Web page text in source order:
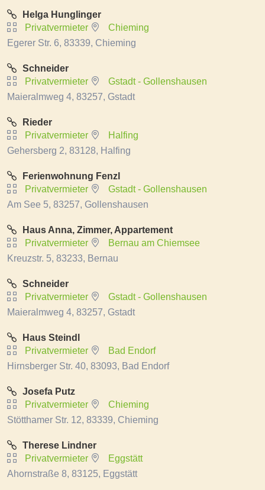
Helga Hunglinger
Privatvermieter
Chieming
Egerer Str. 6, 83339, Chieming
Schneider
Privatvermieter
Gstadt - Gollenshausen
Maieralmweg 4, 83257, Gstadt
Rieder
Privatvermieter
Halfing
Gehersberg 2, 83128, Halfing
Ferienwohnung Fenzl
Privatvermieter
Gstadt - Gollenshausen
Am See 5, 83257, Gollenshausen
Haus Anna, Zimmer, Appartement
Privatvermieter
Bernau am Chiemsee
Kreuzstr. 5, 83233, Bernau
Schneider
Privatvermieter
Gstadt - Gollenshausen
Maieralmweg 4, 83257, Gstadt
Haus Steindl
Privatvermieter
Bad Endorf
Hirnsberger Str. 40, 83093, Bad Endorf
Josefa Putz
Privatvermieter
Chieming
Stötthamer Str. 12, 83339, Chieming
Therese Lindner
Privatvermieter
Eggstätt
Ahornstraße 8, 83125, Eggstätt